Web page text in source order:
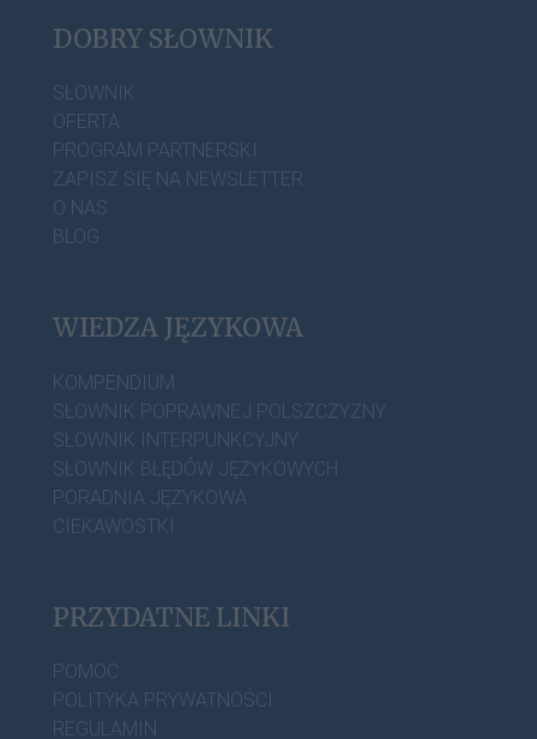
DOBRY SŁOWNIK
SŁOWNIK
OFERTA
PROGRAM PARTNERSKI
ZAPISZ SIĘ NA NEWSLETTER
O NAS
BLOG
WIEDZA JĘZYKOWA
KOMPENDIUM
SŁOWNIK POPRAWNEJ POLSZCZYZNY
SŁOWNIK INTERPUNKCYJNY
SŁOWNIK BŁĘDÓW JĘZYKOWYCH
PORADNIA JĘZYKOWA
CIEKAWOSTKI
PRZYDATNE LINKI
POMOC
POLITYKA PRYWATNOŚCI
REGULAMIN